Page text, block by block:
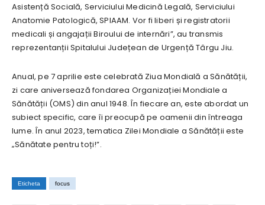
Asistență Socială, Serviciului Medicină Legală, Serviciului
Anatomie Patologică, SPIAAM. Vor fi liberi și registratorii
medicali și angajații Biroului de internări”, au transmis
reprezentanții Spitalului Județean de Urgență Târgu Jiu.
Anual, pe 7 aprilie este celebrată Ziua Mondială a Sănătății,
zi care aniversează fondarea Organizației Mondiale a
Sănătății (OMS) din anul 1948. În fiecare an, este abordat un
subiect specific, care îi preocupă pe oamenii din întreaga
lume. În anul 2023, tematica Zilei Mondiale a Sănătății este
„Sănătate pentru toți!”.
Eticheta focus